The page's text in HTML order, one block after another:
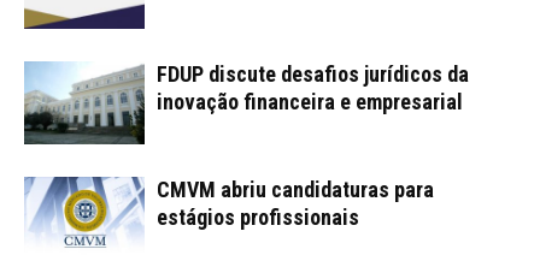
FDUP discute desafios jurídicos da
inovação financeira e empresarial
CMVM abriu candidaturas para
estágios profissionais